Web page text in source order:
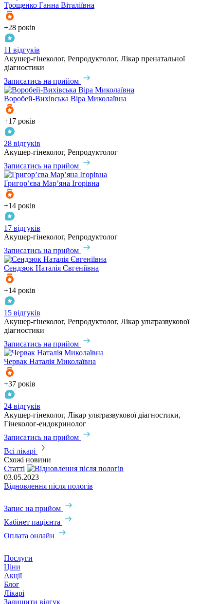
Трощенко Ганна Віталіївна
+28 років
11 відгуків
Акушер-гінеколог, Репродуктолог, Лікар пренатальної
діагностики
Записатись на прийом
Воробей-Вихівська Віра Миколаївна
+17 років
28 відгуків
Акушер-гінеколог, Репродуктолог
Записатись на прийом
Григор’єва Мар’яна Ігорівна
+14 років
17 відгуків
Акушер-гінеколог, Репродуктолог
Записатись на прийом
Сендзюк Наталія Євгеніївна
+14 років
15 відгуків
Акушер-гінеколог, Репродуктолог, Лікар ультразвукової
діагностики
Записатись на прийом
Червак Наталія Миколаївна
+37 років
24 відгуків
Акушер-гінеколог, Лікар ультразвукової діагностики,
Гінеколог-ендокринолог
Записатись на прийом
Всі лікарі
Схожі новини
Статті
03.05.2023
Відновлення після пологів
Запис на прийом
Кабінет пацієнта
Оплата онлайн
Послуги
Ціни
Акції
Блог
Лікарі
Залишити відгук